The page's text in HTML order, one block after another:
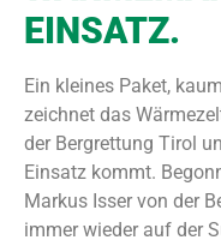
EINSATZ.
Ein kleines Paket,
zeichnet das
der Bergrettung Tirol
Einsatz kommt.
Markus Isser von der
immer wieder auf der